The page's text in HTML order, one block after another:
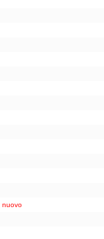
nuovo